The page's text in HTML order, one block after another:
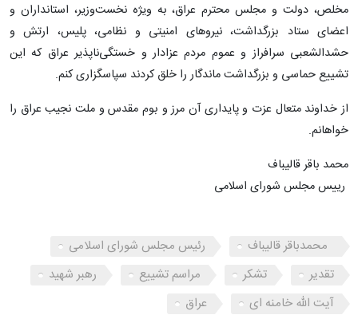
مخلص، دولت و مجلس محترم عراق، به ویژه نخست‌وزیر، استانداران و
اعضای ستاد بزرگداشت، نیروهای امنیتی و نظامی، پلیس، ارتش و
حشدالشعبی سرافراز و عموم مردم عزادار و خستگی‌ناپذیر عراق که این
تشییع حماسی و بزرگداشت ماندگار را خلق کردند سپاسگزاری کنم.
از خداوند متعال عزت و پایداری آن مرز و بوم مقدس و ملت نجیب عراق را
خواهانم.
محمد باقر قالیباف
رییس مجلس شورای اسلامی
محمدباقر قالیباف
رئیس مجلس شورای اسلامی
تقدیر
تشکر مراسم تشییع
رهبر شهید
آیت الله خامنه ای
عراق